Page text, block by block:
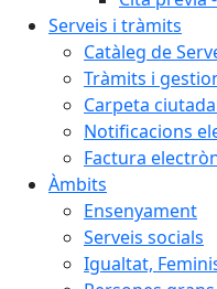
Serveis i tràmits
Catàleg de
Tràmits i
Carpeta
Notificacions
Factura
Àmbits
Ensenyament
Serveis socials
Igualtat,